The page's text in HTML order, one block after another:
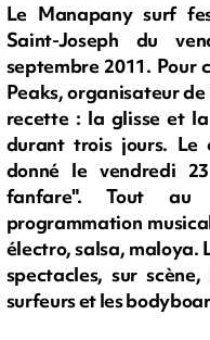
Le Manapany surf
Saint-Joseph du
septembre 2011. Pour
Peaks, organisateur
recette : la glisse et
durant trois jours. Le
donné le vendredi
fanfare". Tout au
programmation
électro, salsa, maloya.
spectacles, sur
surfeurs et les